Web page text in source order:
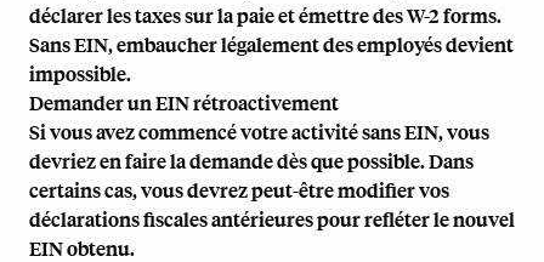
déclarer les taxes sur la paie et émettre desW-2 forms.
Sans EIN, embaucher légalement des employés devient
impossible.
Demander un EIN rétroactivement
Si vous avez commencé votre activité sans EIN, vous
devriez en faire la demande dès que possible. Dans
certains cas, vous devrez peut-être modifier vos
déclarations fiscales antérieures pour refléter le nouvel
EIN obtenu.